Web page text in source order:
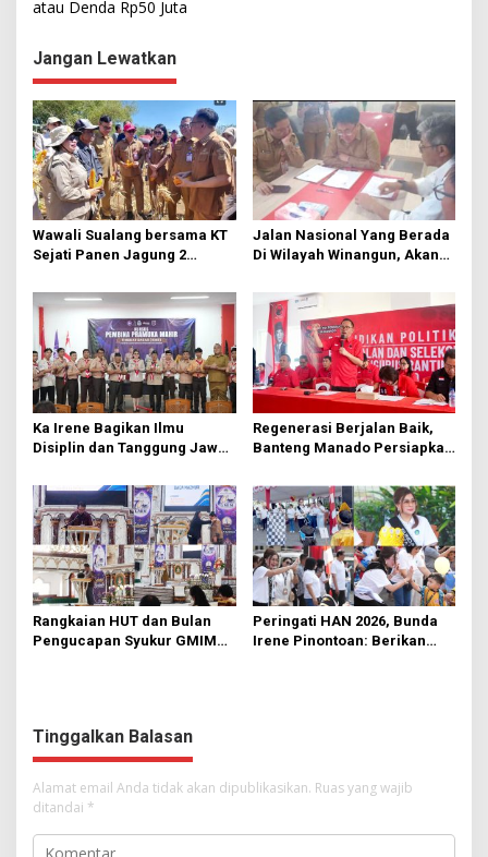
a
s
i
p
o
s
atau Denda Rp50 Juta
Jangan Lewatkan
Wawali Sualang bersama KT
Sejati Panen Jagung 2
Jalan Nasional Yang Berada
Di Wilayah Winangun, Akan
Ka Irene Bagikan Ilmu
Disiplin dan Tanggung Jawab
Manado
Regenerasi Berjalan Baik,
Banteng Manado Persiapkan
Rumput
Rangkaian HUT dan Bulan
Pengucapan Syukur GMIM
Peringati HAN 2026, Bunda
Irene Pinontoan: Berikan
Tinggalkan Balasan
Alamat email Anda tidak akan dipublikasikan. Ruas yang wajib
ditandai *